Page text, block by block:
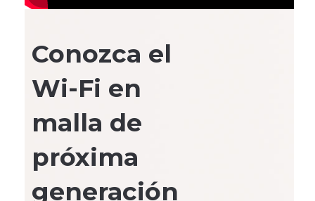
Conozca el
Wi-Fi en
malla de
próxima
generación